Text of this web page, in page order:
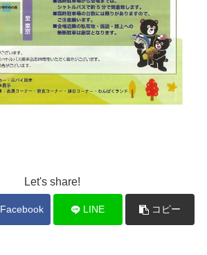
Let's share!
Facebook LINE コピー